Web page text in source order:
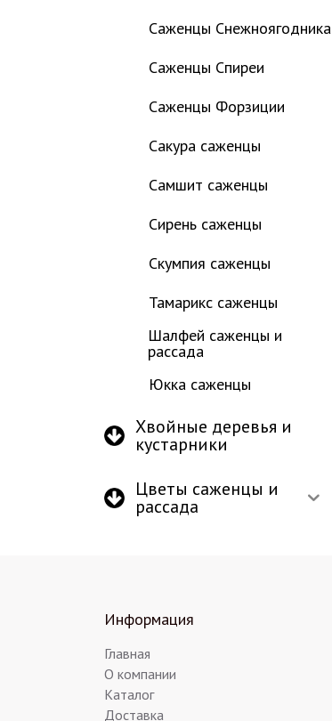
Саженцы Снежноягодника
Саженцы Спиреи
Саженцы Форзиции
Сакура саженцы
Самшит саженцы
Сирень саженцы
Скумпия саженцы
Тамарикс саженцы
Шалфей саженцы и
рассада
Юкка саженцы
Хвойные деревья и
кустарники
Цветы саженцы и
рассада
Информация
Главная
О компании
Каталог
Доставка